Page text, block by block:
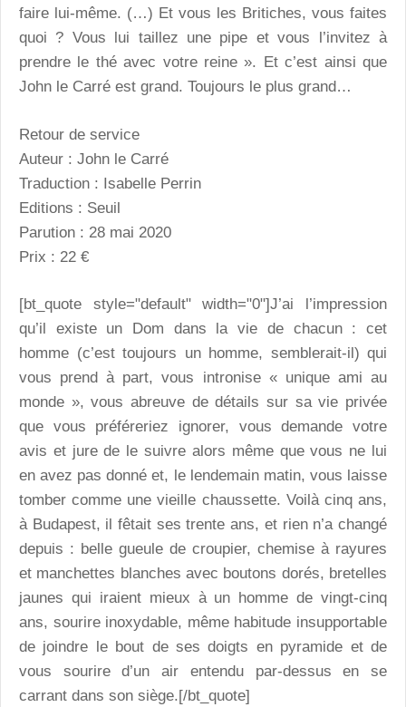
faire lui-même. (…) Et vous les Britiches, vous faites
quoi ? Vous lui taillez une pipe et vous l’invitez à
prendre le thé avec votre reine ». Et c’est ainsi que
John le Carré est grand. Toujours le plus grand…
Retour de service
Auteur : John le Carré
Traduction : Isabelle Perrin
Editions : Seuil
Parution : 28 mai 2020
Prix : 22 €
[bt_quote style="default" width="0"]J’ai l’impression
qu’il existe un Dom dans la vie de chacun : cet
homme (c’est toujours un homme, semblerait-il) qui
vous prend à part, vous intronise « unique ami au
monde », vous abreuve de détails sur sa vie privée
que vous préféreriez ignorer, vous demande votre
avis et jure de le suivre alors même que vous ne lui
en avez pas donné et, le lendemain matin, vous laisse
tomber comme une vieille chaussette. Voilà cinq ans,
à Budapest, il fêtait ses trente ans, et rien n’a changé
depuis : belle gueule de croupier, chemise à rayures
et manchettes blanches avec boutons dorés, bretelles
jaunes qui iraient mieux à un homme de vingt-cinq
ans, sourire inoxydable, même habitude insupportable
de joindre le bout de ses doigts en pyramide et de
vous sourire d’un air entendu par-dessus en se
carrant dans son siège.[/bt_quote]